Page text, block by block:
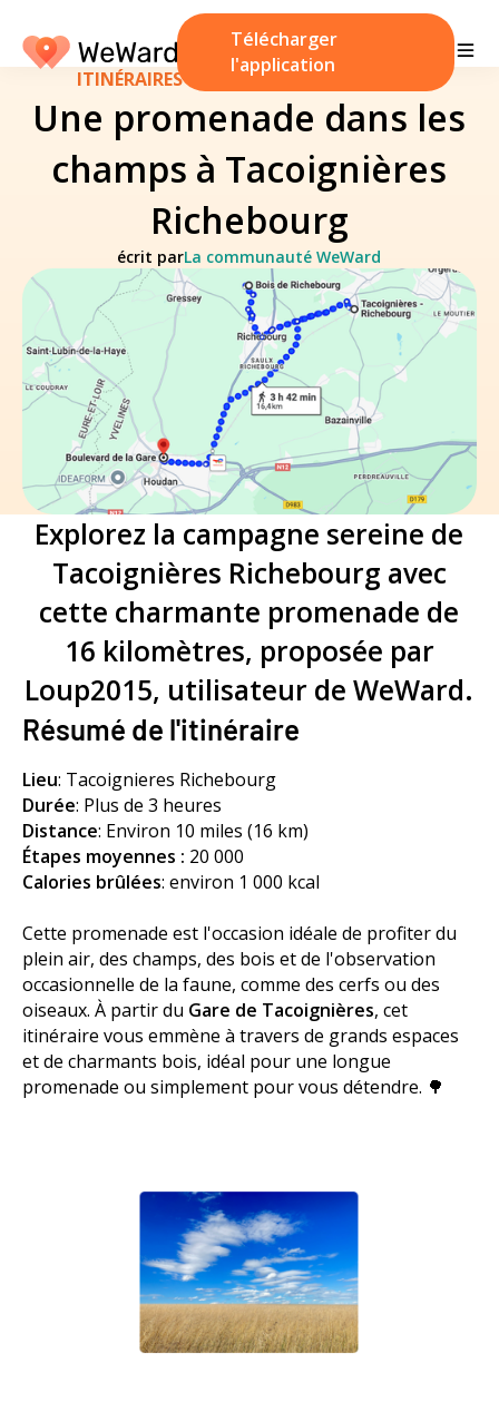
Télécharger
l'application
ITINÉRAIRES DE MARCHE / 21 mars 2025
Une promenade dans les
champs à Tacoignières
Richebourg
écrit parLa communauté WeWard
Explorez la campagne sereine de
Tacoignières Richebourg avec
cette charmante promenade de
16 kilomètres, proposée par
Loup2015, utilisateur de WeWard.
Résumé de l'itinéraire
Lieu: Tacoignieres Richebourg
Durée: Plus de 3 heures
Distance: Environ 10 miles (16 km)
Étapes moyennes : 20 000
Calories brûlées: environ 1 000 kcal
Cette promenade est l'occasion idéale de profiter du
plein air, des champs, des bois et de l'observation
occasionnelle de la faune, comme des cerfs ou des
oiseaux. À partir du Gare de Tacoignières, cet
itinéraire vous emmène à travers de grands espaces
et de charmants bois, idéal pour une longue
promenade ou simplement pour vous détendre. 🌳